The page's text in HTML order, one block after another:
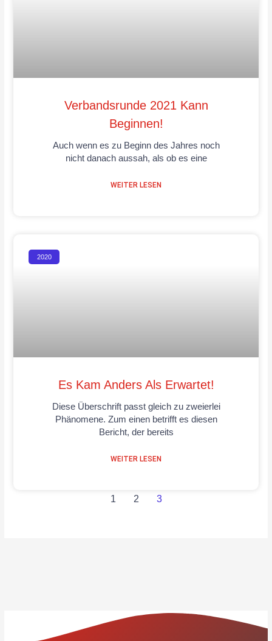
Verbandsrunde 2021 Kann
Beginnen!
Auch wenn es zu Beginn des Jahres noch
nicht danach aussah, als ob es eine
WEITER LESEN
2020
Es Kam Anders Als Erwartet!
Diese Überschrift passt gleich zu zweierlei
Phänomene. Zum einen betrifft es diesen
Bericht, der bereits
WEITER LESEN
1 2 3